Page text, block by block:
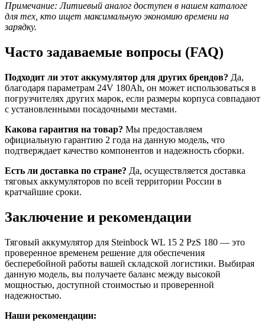
Примечание: Литиевый аналог доступен в нашем каталоге
для тех, кто ищет максимальную экономию времени на
зарядку.
Часто задаваемые вопросы (FAQ)
Подходит ли этот аккумулятор для других брендов? Да,
благодаря параметрам 24V 180Ah, он может использоваться в
погрузчителях других марок, если размеры корпуса совпадают
с установленными посадочными местами.
Какова гарантия на товар? Мы предоставляем
официальную гарантию 2 года на данную модель, что
подтверждает качество компонентов и надежность сборки.
Есть ли доставка по стране? Да, осуществляется доставка
тяговых аккумуляторов по всей территории России в
кратчайшие сроки.
Заключение и рекомендации
Тяговый аккумулятор для Steinbock WL 15 2 PzS 180 — это
проверенное временем решение для обеспечения
бесперебойной работы вашей складской логистики. Выбирая
данную модель, вы получаете баланс между высокой
мощностью, доступной стоимостью и проверенной
надежностью.
Наши рекомендации: